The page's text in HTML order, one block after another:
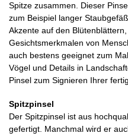
Spitze zusammen. Dieser
zum Beispiel langer
Akzente auf den
Gesichtsmerkmalen von
auch bestens geeignet zum
Vögel und Details in
Pinsel zum Signieren Ihrer
Spitzpinsel
Der Spitzpinsel ist aus
gefertigt. Manchmal wird er